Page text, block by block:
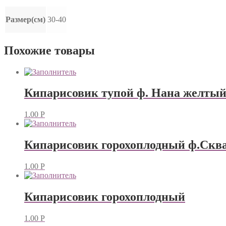
Размер(см) 30-40
Похожие товары
Кипарисовик тупой ф. Нана желтый
1.00 Р
Кипарисовик горохоплодный
1.00 Р
Кипарисовик горохоплодный
1.00 Р